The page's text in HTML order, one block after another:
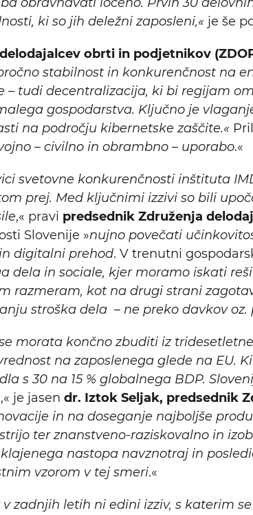
ki so jih deležni zaposleni,« je še
obrti in podjetnikov
stabilnost in konkurenčnost na
– tudi decentralizacija, ki bi regijam
gospodarstva. Ključno je
na področju kibernetske zaščite.«
– civilno in obrambno – uporabo.«
svetovne konkurenčnosti inštituta
prej. Med ključnimi izzivi so bili
,« pravi predsednik Združenja
Slovenije »nujno povečati
digitalni prehod. V trenutni
dela in sociale, kjer moramo iskati
razmeram, kot na drugi strani
stroška dela – ne preko davkov
morata končno zbuditi iz
na zaposlenega glede na EU.
s 30 na 15 % globalnega BDP.
,« je jasen dr. Iztok Seljak, predsednik
in na doseganje najboljše
ter znanstveno-raziskovalno in
nastopa navznotraj in
vzorom v tej smeri.«
zadnjih letih ni edini izziv, s katerim